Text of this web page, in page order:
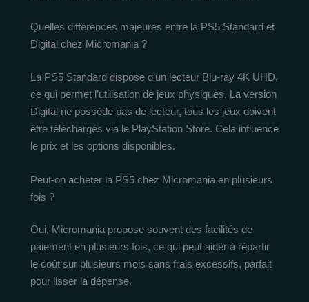
Quelles différences majeures entre la PS5 Standard et
Digital chez Micromania ?
La PS5 Standard dispose d’un lecteur Blu-ray 4K UHD,
ce qui permet l’utilisation de jeux physiques. La version
Digital ne possède pas de lecteur, tous les jeux doivent
être téléchargés via le PlayStation Store. Cela influence
le prix et les options disponibles.
Peut-on acheter la PS5 chez Micromania en plusieurs
fois ?
Oui, Micromania propose souvent des facilités de
paiement en plusieurs fois, ce qui peut aider à répartir
le coût sur plusieurs mois sans frais excessifs, parfait
pour lisser la dépense.